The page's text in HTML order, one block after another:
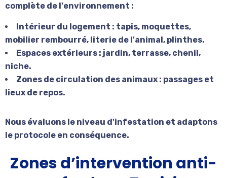
complète de l'environnement :
Intérieur du logement : tapis, moquettes,
mobilier rembourré, literie de l'animal, plinthes.
Espaces extérieurs : jardin, terrasse, chenil,
niche.
Zones de circulation des animaux : passages et
lieux de repos.
Nous évaluons le niveau d'infestation et adaptons
le protocole en conséquence.
Zones d’intervention anti-